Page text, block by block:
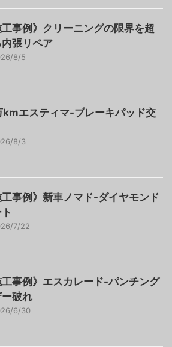
工事例》クリーニングの限界を超
内張リペア
8/5
kmエスティマ-ブレーキパッド交
8/3
工事例》新車ノマド-ダイヤモンド
7/22
工事例》エスカレード-パンチング
ー破れ
6/30